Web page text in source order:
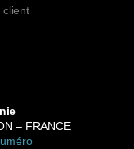
client
– FRANCE